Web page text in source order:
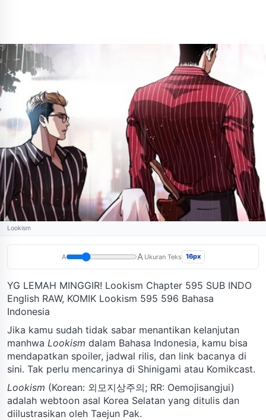
Lookism
A A Ukuran Teks 16px
YG LEMAH MINGGIR! Lookism Chapter 595 SUB INDO
English RAW, KOMIK Lookism 595 596 Bahasa
Indonesia
Jika kamu sudah tidak sabar menantikan kelanjutan
manhwa Lookism dalam Bahasa Indonesia, kamu bisa
mendapatkan spoiler, jadwal rilis, dan link bacanya di
sini. Tak perlu mencarinya di Shinigami atau Komikcast.
Lookism (Korean: 외모지상주의; RR: Oemojisangjui)
adalah webtoon asal Korea Selatan yang ditulis dan
diilustrasikan oleh Taejun Pak.